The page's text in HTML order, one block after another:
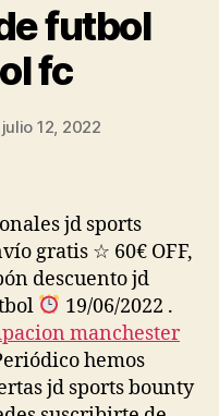
futbol
fc
julio 12, 2022
jd sports
gratis ☆ 60€ OFF,
descuento jd
19/06/2022 .
manchester
hemos
jd sports bounty